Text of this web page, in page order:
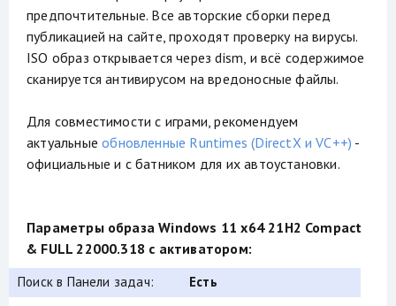
предпочтительные. Все авторские сборки перед
публикацией на сайте, проходят проверку на вирусы.
ISO образ открывается через dism, и всё содержимое
сканируется антивирусом на вредоносные файлы.
Для совместимости с играми, рекомендуем
актуальныеобновленные Runtimes (DirectX и VC++) -
официальные и с батником для их автоустановки.
Параметры образа Windows 11 x64 21H2 Compact
& FULL 22000.318 с активатором:
Поиск в Панели задач:
Есть